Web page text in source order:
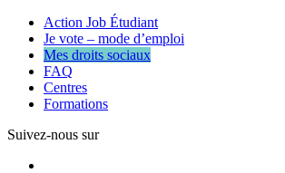
Action Job Étudiant
Je vote – mode d’emploi
Mes droits sociaux
FAQ
Centres
Formations
Suivez-nous sur